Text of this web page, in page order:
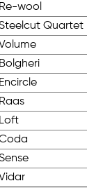
Re-wool
Quartet
Bolgheri
Encircle
Raas
Loft